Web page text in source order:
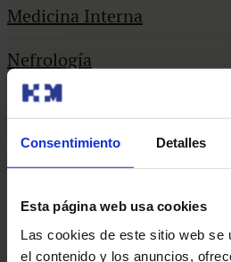
Consentimiento Detalles
Esta página web usa cookies
Las cookies de este sitio web se
el contenido y los anuncios,
Medicina Interna
Nefrología
Pagina
anterior